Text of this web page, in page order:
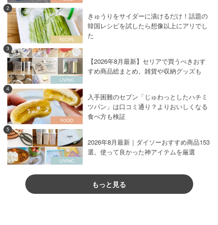
2
きゅうりをサイダーに漬けるだけ！話題の
韓国レシピを試したら想像以上にアリでし
た
3
【2026年8月最新】セリアで買うべきおす
すめ商品総まとめ。雑貨や収納グッズも
4
入手困難のセブン「じゅわっとしたハチミ
ツパン」は口コミ通り？よりおいしくなる
食べ方も検証
5
2026年8月最新｜ダイソーおすすめ商品153
選。使って良かった神アイテムを厳選
もっと見る